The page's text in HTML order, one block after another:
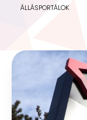
ÁLLÁSPORTÁLOK